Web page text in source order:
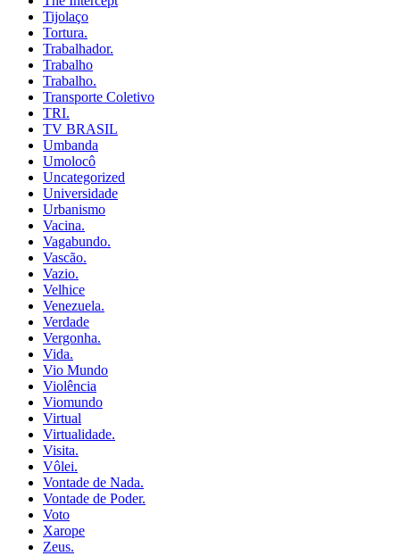
Tijolaço
Tortura.
Trabalhador.
Trabalho
Trabalho.
Transporte Coletivo
TRI.
TV BRASIL
Umbanda
Umolocô
Uncategorized
Universidade
Urbanismo
Vacina.
Vagabundo.
Vascão.
Vazio.
Velhice
Venezuela.
Verdade
Vergonha.
Vida.
Vio Mundo
Violência
Viomundo
Virtual
Virtualidade.
Visita.
Vôlei.
Vontade de Nada.
Vontade de Poder.
Voto
Xarope
Zeus.